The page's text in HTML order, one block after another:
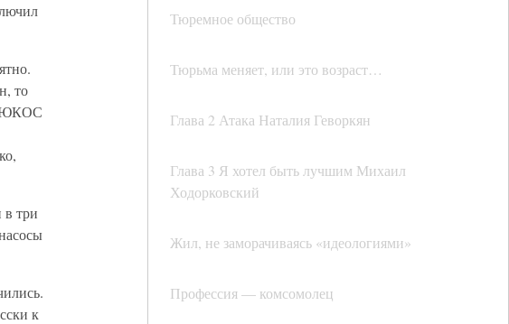
Тюремное общество
Тюрьма меняет, или это возраст…
Глава 2 Атака Наталия Геворкян
Глава 3 Я хотел быть лучшим Михаил
Ходорковский
Жил, не заморачиваясь «идеологиями»
Профессия — комсомолец
то
ЮКОС
в три
к